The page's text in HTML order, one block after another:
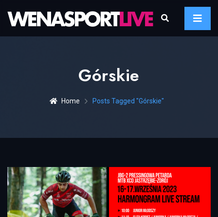
Górskie
Home Posts Tagged "górskie"